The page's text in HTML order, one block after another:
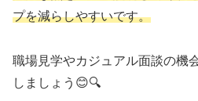
プを減らしやすいです。
職場見学やカジュアル面談の機
しましょう😊🔍